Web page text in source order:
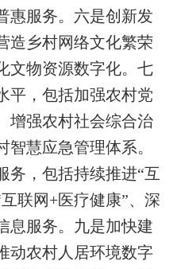
惠服务。六是创新发
造乡村网络文化繁荣
文物资源数字化。七
平，包括加强农村党
增强农村社会综合治
慧应急管理体系。
务，包括持续推进“互
互联网+医疗健康”、深
息服务。九是加快建
动农村人居环境数字